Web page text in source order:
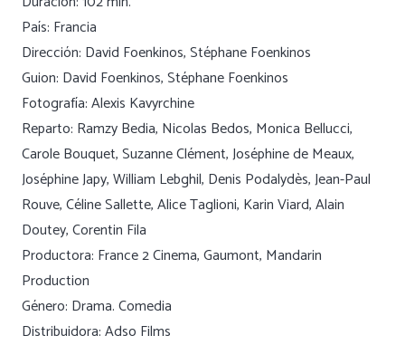
País: Francia
Dirección: David Foenkinos, Stéphane Foenkinos
Guion: David Foenkinos, Stéphane Foenkinos
Fotografía: Alexis Kavyrchine
Reparto: Ramzy Bedia, Nicolas Bedos, Monica Bellucci,
Carole Bouquet, Suzanne Clément, Joséphine de Meaux,
Joséphine Japy, William Lebghil, Denis Podalydès, Jean-Paul
Rouve, Céline Sallette, Alice Taglioni, Karin Viard, Alain
Doutey, Corentin Fila
Productora: France 2 Cinema, Gaumont, Mandarin
Production
Género: Drama. Comedia
Distribuidora: Adso Films